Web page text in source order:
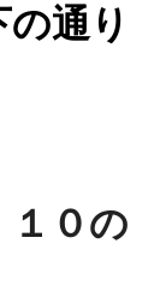
通り
１０の